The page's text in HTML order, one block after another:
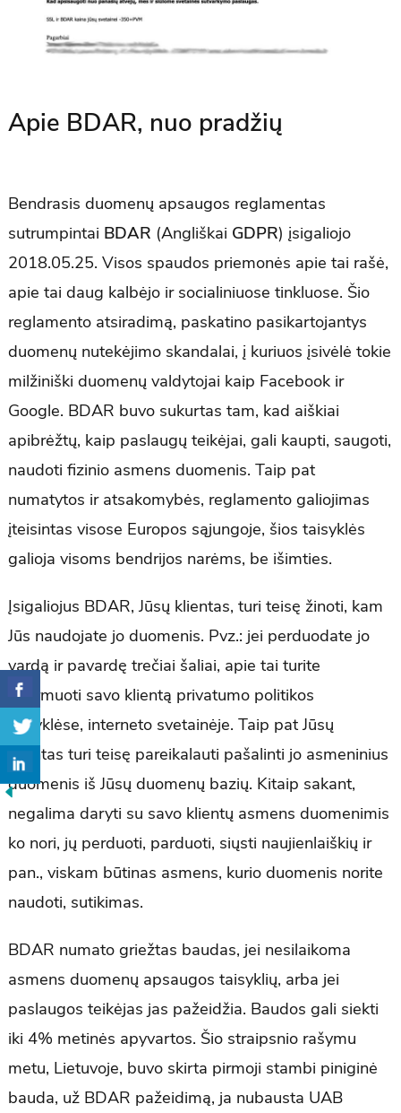
Apie BDAR, nuo pradžių
Bendrasis duomenų apsaugos reglamentas
sutrumpintai BDAR (Angliškai GDPR) įsigaliojo
2018.05.25. Visos spaudos priemonės apie tai rašė,
apie tai daug kalbėjo ir socialiniuose tinkluose. Šio
reglamento atsiradimą, paskatino pasikartojantys
duomenų nutekėjimo skandalai, į kuriuos įsivėlė tokie
milžiniški duomenų valdytojai kaip Facebook ir
Google. BDAR buvo sukurtas tam, kad aiškiai
apibrėžtų, kaip paslaugų teikėjai, gali kaupti, saugoti,
naudoti fizinio asmens duomenis. Taip pat
numatytos ir atsakomybės, reglamento galiojimas
įteisintas visose Europos sąjungoje, šios taisyklės
galioja visoms bendrijos narėms, be išimties.
Įsigaliojus BDAR, Jūsų klientas, turi teisę žinoti, kam
Jūs naudojate jo duomenis. Pvz.: jei perduodate jo
vardą ir pavardę trečiai šaliai, apie tai turite
informuoti savo klientą privatumo politikos
taisyklėse, interneto svetainėje. Taip pat Jūsų
klientas turi teisę pareikalauti pašalinti jo asmeninius
duomenis iš Jūsų duomenų bazių. Kitaip sakant,
negalima daryti su savo klientų asmens duomenimis
ko nori, jų perduoti, parduoti, siųsti naujienlaiškių ir
pan., viskam būtinas asmens, kurio duomenis norite
naudoti, sutikimas.
BDAR numato griežtas baudas, jei nesilaikoma
asmens duomenų apsaugos taisyklių, arba jei
paslaugos teikėjas jas pažeidžia. Baudos gali siekti
iki 4% metinės apyvartos. Šio straipsnio rašymu
metu, Lietuvoje, buvo skirta pirmoji stambi piniginė
bauda, už BDAR pažeidimą, ja nubausta UAB